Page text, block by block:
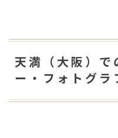
天満（大阪）で
ー・フォトグラ